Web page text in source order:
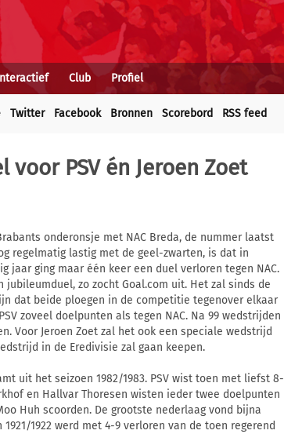
Club Profiel
Twitter Facebook Bronnen Scorebord RSS feed
PSV én Jeroen Zoet
onderonsje met NAC Breda, de nummer laatst
regelmatig lastig met de geel-zwarten, is dat in
jaar ging maar één keer een duel verloren tegen NAC.
zo zocht Goal.com uit. Het zal sinds de
dat beide ploegen in de competitie tegenover elkaar
zoveel doelpunten als tegen NAC. Na 99 wedstrijden
Voor Jeroen Zoet zal het ook een speciale wedstrijd
in de Eredivisie zal gaan keepen.
uit het seizoen 1982/1983. PSV wist toen met liefst 8-
en Hallvar Thoresen wisten ieder twee doelpunten
Huh scoorden. De grootste nederlaag vond bijna
1922 werd met 4-9 verloren van de toen regerend